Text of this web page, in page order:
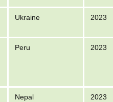
Ukraine 2023
Peru 2023
Nepal 2023